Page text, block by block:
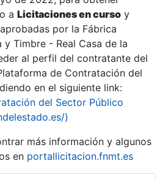
a Licitaciones en curso y
por la Fábrica
y Timbre - Real Casa de la
al perfil del contratante del
de Contratación del
en el siguiente link:
del Sector Público
)
más información y algunos
en portallicitacion.fnmt.es